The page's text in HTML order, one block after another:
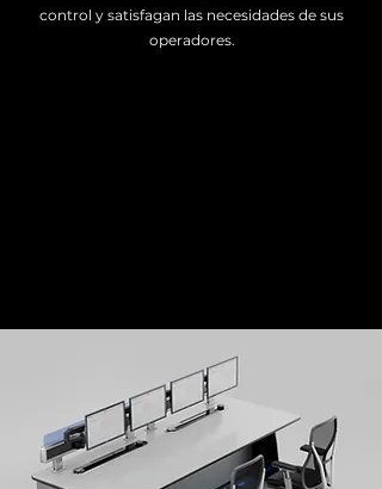
control y satisfagan las necesidades de sus
operadores.